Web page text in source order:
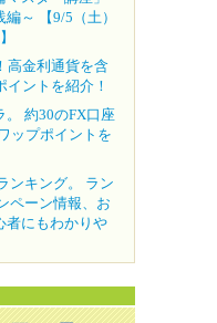
～ 【9/5（土）
高金利通貨を含
ントを紹介！
。 約30のFX口座
ップポイントを
ンキング。 ラン
ペーン情報、お
者にもわかりや